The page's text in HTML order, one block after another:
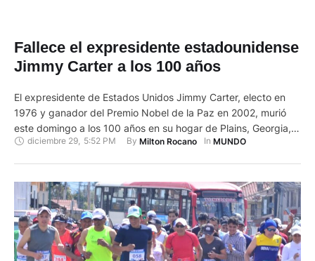
Fallece el expresidente estadounidense
Jimmy Carter a los 100 años
El expresidente de Estados Unidos Jimmy Carter, electo en
1976 y ganador del Premio Nobel de la Paz en 2002, murió
este domingo a los 100 años en su hogar de Plains, Georgia,
rodeado de su familia, confirmó el Centro Carter en un
diciembre 29, 5:52 PM By Milton Rocano In MUNDO